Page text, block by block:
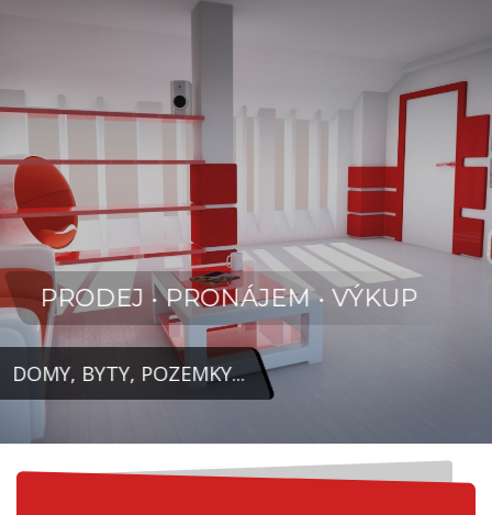
PRODEJ • PRONÁJEM • VÝKUP
DOMY, BYTY, POZEMKY...